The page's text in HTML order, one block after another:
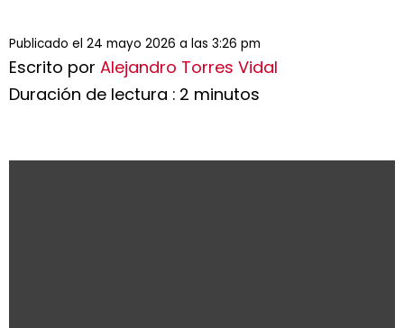
Publicado el 24 mayo 2026 a las 3:26 pm
Escrito por Alejandro Torres Vidal
Duración de lectura : 2 minutos